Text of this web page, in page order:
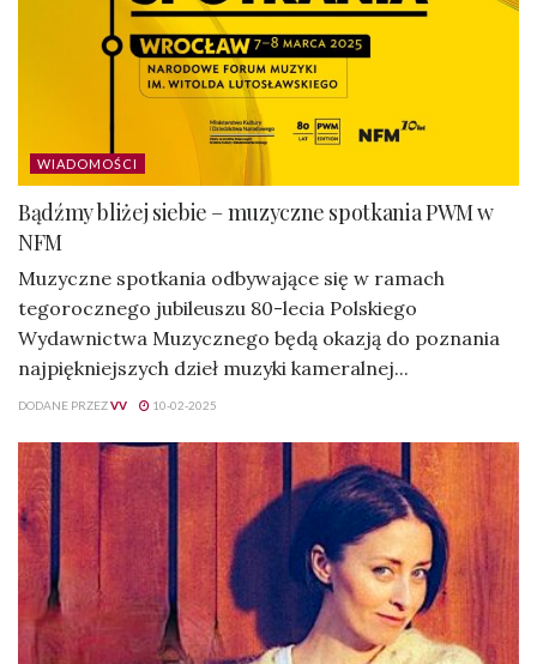
WIADOMOŚCI
Bądźmy bliżej siebie – muzyczne spotkania PWM w
NFM
Muzyczne spotkania odbywające się w ramach
tegorocznego jubileuszu 80-lecia Polskiego
Wydawnictwa Muzycznego będą okazją do poznania
najpiękniejszych dzieł muzyki kameralnej...
DODANE PRZEZVV 10-02-2025